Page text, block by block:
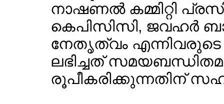
നാഷണല്‍ കമ്മിറ്റി
കെപിസിസി, ജവഹര്‍
നേതൃത്വം എന്നിവരുടെ
ലഭിച്ചത്
രൂപീകരിക്കുന്നതിന്